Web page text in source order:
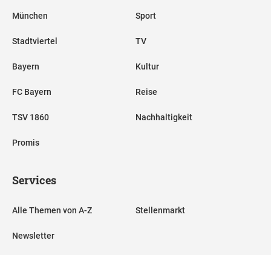
München
Stadtviertel
Bayern
FC Bayern
TSV 1860
Promis
Sport
TV
Kultur
Reise
Nachhaltigkeit
Services
Alle Themen von A-Z
Newsletter
Stellenmarkt